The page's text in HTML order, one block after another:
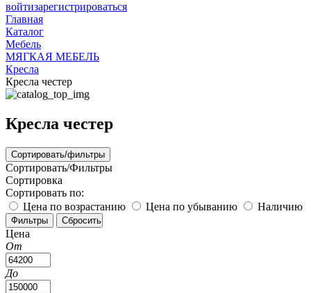
войтизарегистрироваться
Главная
Каталог
Мебель
МЯГКАЯ МЕБЕЛЬ
Кресла
Кресла честер
Кресла честер
Сортировать/фильтры
Сортировать/Фильтры
Сортировка
Сортировать по:
Цена по возрастанию
Цена по убыванию Наличию
Цена
От
До